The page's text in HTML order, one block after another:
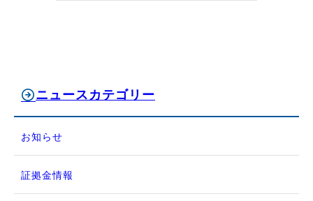
ニュースカテゴリー
お知らせ
証拠金情報